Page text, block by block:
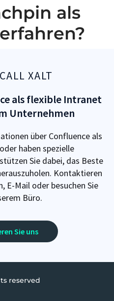
als
XALT
als flexible Intranet
Unternehmen
über Confluence als
haben spezielle
Sie dabei, das Beste
Kontaktieren
E-Mail oder besuchen Sie
Büro.
Sie uns
reserved